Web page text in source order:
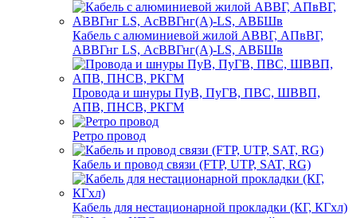
Кабель с алюминиевой жилой АВВГ, АПвВГ,
АВВГнг LS, АсВВГнг(А)-LS, АВБШв
Провода и шнуры ПуВ, ПуГВ, ПВС, ШВВП,
АПВ, ПНСВ, РКГМ
Ретро провод
Кабель и провод связи (FTP, UTP, SAT, RG)
Кабель для нестационарной прокладки (КГ, КГхл)